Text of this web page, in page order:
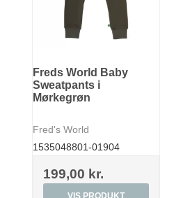
Freds World Baby
Sweatpants i
Mørkegrøn
Fred's World
1535048801-01904
199,00 kr.
VIS PRODUKT